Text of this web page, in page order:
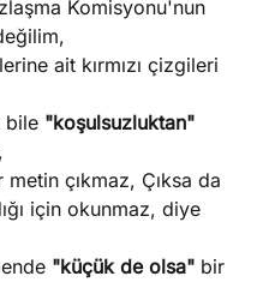
Komisyonu'nun
ait kırmızı çizgileri
bile "koşulsuzluktan"
metin çıkmaz, Çıksa da
için okunmaz, diye
"küçük de olsa" bir